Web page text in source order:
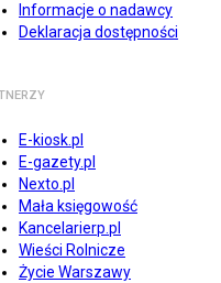
Informacje o nadawcy
Deklaracja dostępności
E-kiosk.pl
E-gazety.pl
Nexto.pl
Mała księgowość
Kancelarierp.pl
Wieści Rolnicze
Życie Warszawy